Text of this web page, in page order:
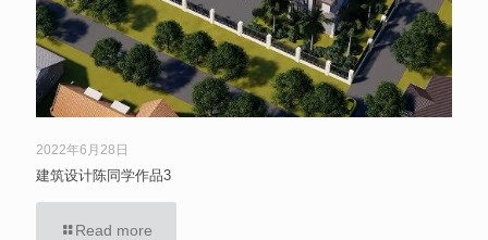
2022年6月28日
建筑设计陈同学作品3
Read more